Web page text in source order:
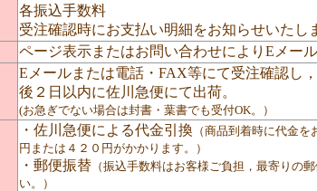
各振込手数料
受注確認時にお支払い明細をお知らせいたし
ページ表示またはお問い合わせによりEメー
Eメールまたは電話・FAX等にて受注確認し
後２日以内に佐川急便にて出荷。
(お急ぎでない場合は封書・葉書でも受付OK。）
・佐川急便による代金引換 （商品到着時に代金
円または４２０円がかかります。）
・郵便振替 （振込手数料はお客様ご負担，最寄りの
い。）